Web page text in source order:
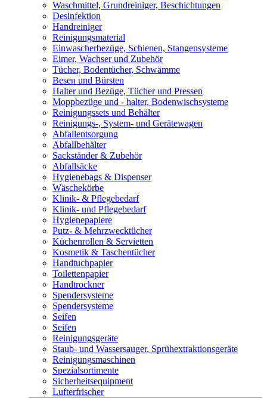
Waschmittel, Grundreiniger, Beschichtungen
Desinfektion
Handreiniger
Reinigungsmaterial
Einwascherbezüge, Schienen, Stangensysteme
Eimer, Wachser und Zubehör
Tücher, Bodentücher, Schwämme
Besen und Bürsten
Halter und Bezüge, Tücher und Pressen
Moppbezüge und - halter, Bodenwischsysteme
Reinigungssets und Behälter
Reinigungs-, System- und Gerätewagen
Abfallentsorgung
Abfallbehälter
Sackständer & Zubehör
Abfallsäcke
Hygienebags & Dispenser
Wäschekörbe
Klinik- & Pflegebedarf
Klinik- und Pflegebedarf
Hygienepapiere
Putz- & Mehrzwecktücher
Küchenrollen & Servietten
Kosmetik & Taschentücher
Handtuchpapier
Toilettenpapier
Handtrockner
Spendersysteme
Spendersysteme
Seifen
Seifen
Reinigungsgeräte
Staub- und Wassersauger, Sprühextraktionsgeräte
Reinigungsmaschinen
Spezialsortimente
Sicherheitsequipment
Lufterfrischer